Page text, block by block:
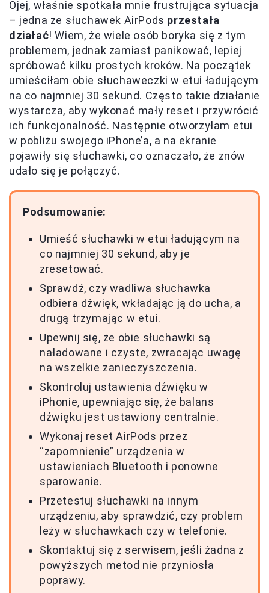
Ojej, właśnie spotkała mnie frustrująca sytuacja
– jedna ze słuchawek AirPods przestała
działać! Wiem, że wiele osób boryka się z tym
problemem, jednak zamiast panikować, lepiej
spróbować kilku prostych kroków. Na początek
umieściłam obie słuchaweczki w etui ładującym
na co najmniej 30 sekund. Często takie działanie
wystarcza, aby wykonać mały reset i przywrócić
ich funkcjonalność. Następnie otworzyłam etui
w pobliżu swojego iPhone’a, a na ekranie
pojawiły się słuchawki, co oznaczało, że znów
udało się je połączyć.
Podsumowanie:
Umieść słuchawki w etui ładującym na
co najmniej 30 sekund, aby je
zresetować.
Sprawdź, czy wadliwa słuchawka
odbiera dźwięk, wkładając ją do ucha, a
drugą trzymając w etui.
Upewnij się, że obie słuchawki są
naładowane i czyste, zwracając uwagę
na wszelkie zanieczyszczenia.
Skontroluj ustawienia dźwięku w
iPhonie, upewniając się, że balans
dźwięku jest ustawiony centralnie.
Wykonaj reset AirPods przez
“zapomnienie” urządzenia w
ustawieniach Bluetooth i ponowne
sparowanie.
Przetestuj słuchawki na innym
urządzeniu, aby sprawdzić, czy problem
leży w słuchawkach czy w telefonie.
Skontaktuj się z serwisem, jeśli żadna z
powyższych metod nie przyniosła
poprawy.